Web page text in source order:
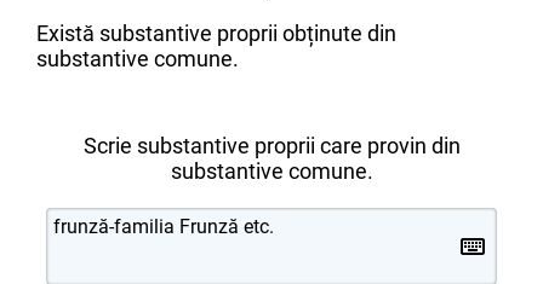
Există substantive proprii obținute din
substantive comune.
Scrie substantive proprii care provin din
substantive comune.